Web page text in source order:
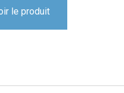
le produit